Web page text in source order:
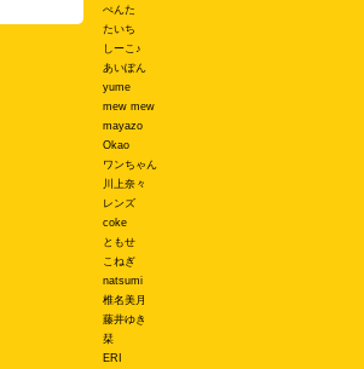
ぺんた
たいち
しーこ♪
あいぽん
yume
mew mew
mayazo
Okao
ワンちゃん
川上奈々
レンズ
coke
ともせ
こねぎ
natsumi
椎名美月
藤井ゆき
栞
ERI